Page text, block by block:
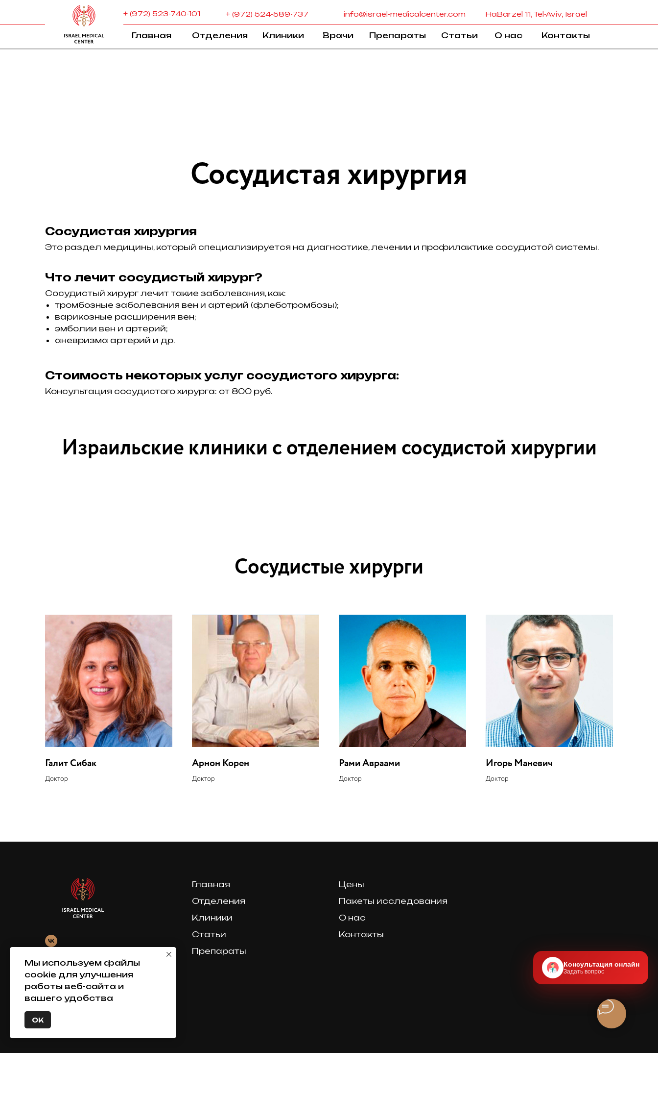
Главная Отделения Клиники О нас Контакты
HaBarzel 11, Tel-Aviv, Israel
info@israel-medicalcenter.com
+ (972) 523-740-101 + (972) 524-589-737
Врачи Препараты Статьи
Сосудистая хирургия
Сосудистая хирургия
Это раздел медицины, который специализируется на диагностике, лечении и профилактике сосудистой системы.
Что лечит сосудистый хирург?
Сосудистый хирург лечит такие заболевания, как:
тромбозные заболевания вен и артерий (флеботромбозы);
варикозные расширения вен;
эмболии вен и артерий;
аневризма артерий и др.
Стоимость некоторых услуг сосудистого хирурга:
Консультация сосудистого хирурга: от 800 руб.
Израильские клиники с отделением сосудистой хирургии
Сосудистые хирурги
Галит Сибак
Доктор
Арнон Корен
Доктор
Рами Авраами
Доктор
Игорь Маневич
Доктор
Мы используем файлы
cookie для улучшения
работы веб-сайта и
вашего удобства
ОК
Консультация онлайн
Задать вопрос
© 2016-2025 Israel Medical Center
Политика конфиденциальности
Соглашение на обработку
markonline.ru
Главная
Отделения
Клиники
Статьи
Препараты
Цены
Пакеты исследования
О нас
Контакты